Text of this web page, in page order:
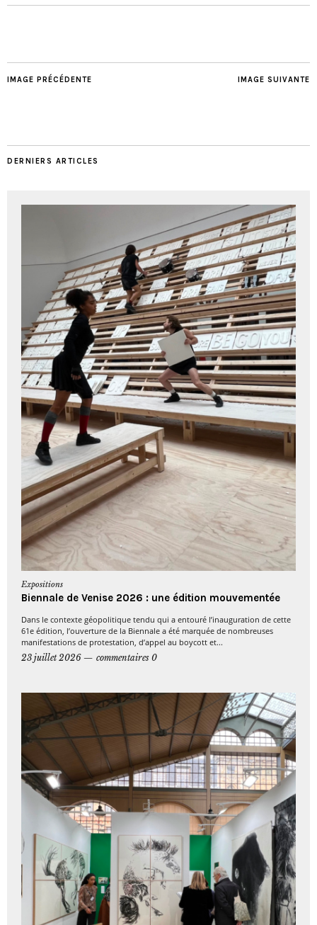
IMAGE SUIVANTE
IMAGE PRÉCÉDENTE
DERNIERS ARTICLES
Expositions
Biennale de Venise 2026 : une édition mouvementée
Dans le contexte géopolitique tendu qui a entouré l’inauguration de cette
61e édition, l’ouverture de la Biennale a été marquée de nombreuses
manifestations de protestation, d’appel au boycott et...
23 juillet 2026
commentaires 0